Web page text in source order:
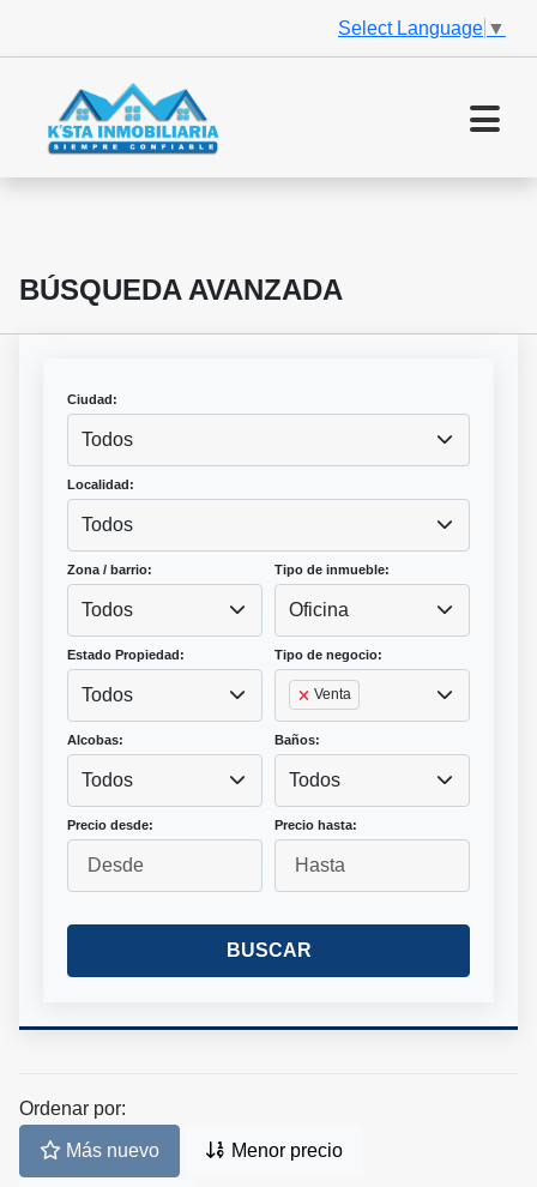
Select Language ▼
BÚSQUEDA AVANZADA
Ciudad:
Todos
Localidad:
Todos
Zona / barrio:
Todos
Tipo de inmueble:
Oficina
Estado Propiedad:
Todos
Tipo de negocio:
Venta
Alcobas:
Todos
Baños:
Todos
Precio desde: Precio hasta:
BUSCAR
Ordenar por:
Más nuevo Menor precio